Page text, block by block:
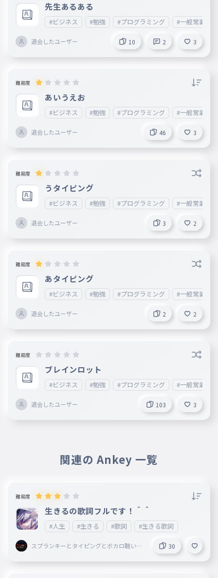
先生あるある
#ビジネス #勉強 #プログラミング #一般常識
退会したユーザー 10 2 3
難易度
あいうえお
#ビジネス #勉強 #プログラミング #一般常識
退会したユーザー 46 3
難易度
うタイピング
#ビジネス #勉強 #プログラミング #一般常識
退会したユーザー 3 2
難易度
あタイピング
#ビジネス #勉強 #プログラミング #一般常識
退会したユーザー 2 2
難易度
ブレインロット
#ビジネス #勉強 #プログラミング #一般常識
退会したユーザー 103 3
関連の Ankey 一覧
難易度
生きるの歌詞フルです！＾＾
#人生 #生きる #歌詞 #生きる歌詞
スプランキーとタイピングとボカロ聴いて
30